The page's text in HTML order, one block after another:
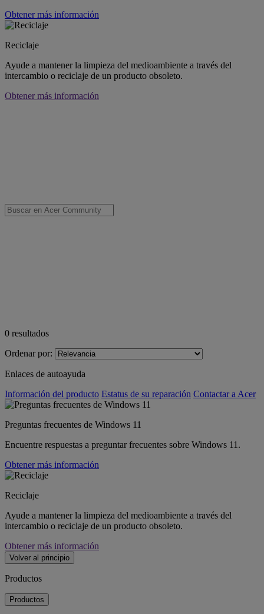
Obtener más información
Reciclaje
Ayude a mantener la limpieza del medioambiente a través del
intercambio o reciclaje de un producto obsoleto.
Obtener más información
0 resultados
Ordenar por:
Enlaces de autoayuda
Información del producto Estatus de su reparación Contactar a Acer
Preguntas frecuentes de Windows 11
Encuentre respuestas a preguntar frecuentes sobre Windows 11.
Obtener más información
Reciclaje
Ayude a mantener la limpieza del medioambiente a través del
intercambio o reciclaje de un producto obsoleto.
Obtener más información
Volver al principio
Productos
Productos